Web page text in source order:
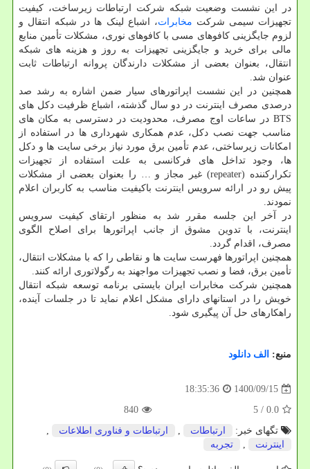
در این نشست وضعیت شبکه شرکت ارتباطات زیرساخت، کیفیت
تجهیزات سیمی شرکت مخابرات، اشباع لینک ها در شبکه انتقال و
لزوم جایگزینی کافوهای مسی با کافوهای نوری، مشکلات تأمین منابع
مالی برای خرید و جایگزینی تجهیزات به روز و هزینه های شبکه
انتقال، بعنوان بعضی از مشکلات دارندگان پروانه ارتباطات ثابت
عنوان شد.
همچنین در این نشست اپراتورهای سیار ضمن اشاره به رشد صد
درصدی مصرف اینترنت در دو سال گذشته، اشباع ظرفیت دکل های
BTS در ساعات اوج مصرف، محدودیت در دسترسی به مکان های
مناسب جهت نصب دکل، عدم همکاری شهرداری ها در استفاده از
امکانات زیرساختی، عدم تأمین برق مورد نیاز برخی سایت ها و دکل
ها، وجود تداخل های فرکانسی به علت استفاده از تجهیزات
تکرارکننده (repeater) غیر مجاز و … را بعنوان بعضی از مشکلات
پیش رو در ارائه سرویس اینترنت باکیفیت مناسب به کاربران اعلام
نمودند.
در آخر این جلسه مقرر شد به منظور ارتقای کیفیت سرویس
اینترنت، با تدوین مشوق از جانب اپراتورها برای اصلاح الگوی
مصرف، اقدام گردد.
همچنین اپراتورها فهرست سایت ها و نقاطی را که با مشکلات انتقال،
تأمین برق، فضا و نصب تجهیزات مواجهند به رگولاتوری ارائه کنند.
همچنین شرکت مخابرات ایران بایستی برنامه توسعه شبکه انتقال
خویش را در استانهای دارای مشکل اعلام نماید تا در جلسات آینده،
راهکارهای حل آن پیگیری شود.
منبع: الف دانلود
1400/09/15
18:35:36
0.0
/ 5
840
تگهای خبر:
ارتباطات , ارتباطات و فناوری اطلاعات
,
اینترنت
, تجربه